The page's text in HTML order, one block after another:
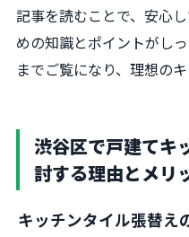
記事を読むことで、安心
めの知識とポイントがし
までご覧になり、理想の
渋谷区で戸建てキ
討する理由とメリ
キッチンタイル張替え